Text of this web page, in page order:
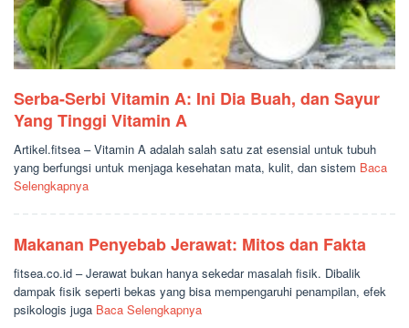
Serba-Serbi Vitamin A: Ini Dia Buah, dan Sayur
Yang Tinggi Vitamin A
Artikel.fitsea – Vitamin A adalah salah satu zat esensial untuk tubuh
yang berfungsi untuk menjaga kesehatan mata, kulit, dan sistem Baca
Selengkapnya
Makanan Penyebab Jerawat: Mitos dan Fakta
fitsea.co.id – Jerawat bukan hanya sekedar masalah fisik. Dibalik
dampak fisik seperti bekas yang bisa mempengaruhi penampilan, efek
psikologis juga Baca Selengkapnya